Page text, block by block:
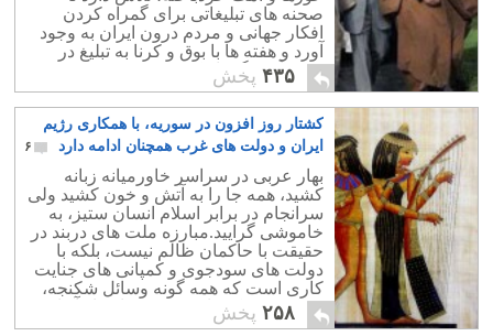
صحنه های تبلیغاتی برای گمراه کردن
افکار جهانی و مردم درون ایران به وجود
آورد و هفته ها با بوق و کرنا به تبلیغ در
مورد آن و گمراه کردن هرچه بیشتر مردم
پردازد.
۴۳۵ پخش
کشتار روز افزون در سوریه، با همکاری رژیم
ایران و دولت های غرب همچنان ادامه دارد
۶
بهار عربی در سراسر خاورمیانه زبانه
کشید، همه جا را به آتش و خون کشید ولی
سرانجام در برابر اسلام انسان ستیز، به
خاموشی گرایید.مبارزه ملت های دربند در
حقیقت با حاکمان ظالم نیست، بلکه با
دولت های سودجوی و کمپانی های جنایت
کاری است که همه گونه وسائل شکنجه،
سرکوب، و کشتار جمعی در اختیار آنها
گذاشته اند.
۲۵۸ پخش